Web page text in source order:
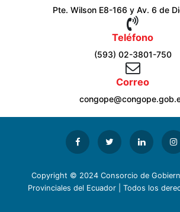
Pte. Wilson E8-166 y Av. 6 de
Teléfono
(593) 02-3801-750
Correo
Copyright © 2024 Consorcio de
Provinciales del Ecuador | Todos los